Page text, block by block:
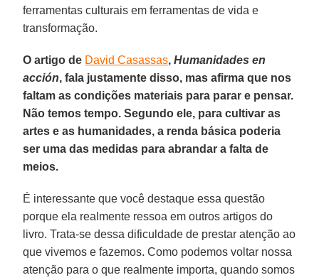
ferramentas culturais em ferramentas de vida e
transformação.
O artigo de David Casassas,Humanidades en
acción, fala justamente disso, mas afirma que nos
faltam as condições materiais para parar e pensar.
Não temos tempo. Segundo ele, para cultivar as
artes e as humanidades, a renda básica poderia
ser uma das medidas para abrandar a falta de
meios.
É interessante que você destaque essa questão
porque ela realmente ressoa em outros artigos do
livro. Trata-se dessa dificuldade de prestar atenção ao
que vivemos e fazemos. Como podemos voltar nossa
atenção para o que realmente importa, quando somos